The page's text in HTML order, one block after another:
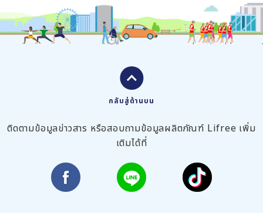
กลับสู่ด้านบน
ติดตามข้อมูลข่าวสาร หรือสอบถามข้อมูลผลิตภัณฑ์ Lifree เพิ่ม
เติมได้ที่